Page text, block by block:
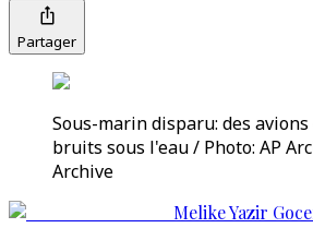
Partager
Sous-marin disparu: des
bruits sous l'eau / Photo: AP
Archive
Melike Yazir